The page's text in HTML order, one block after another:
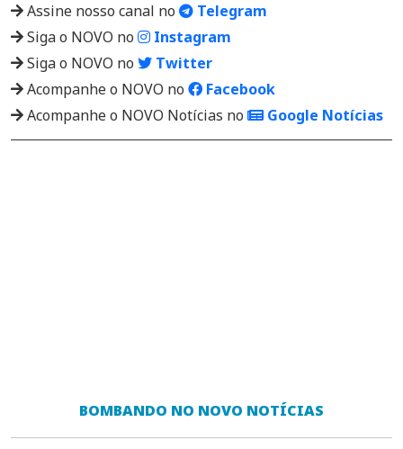
Assine nosso canal no
Telegram
Siga o NOVO no
Instagram
Siga o NOVO no
Twitter
Acompanhe o NOVO no
Facebook
Acompanhe o NOVO Notícias no
Google Notícias
BOMBANDO NO NOVO NOTÍCIAS